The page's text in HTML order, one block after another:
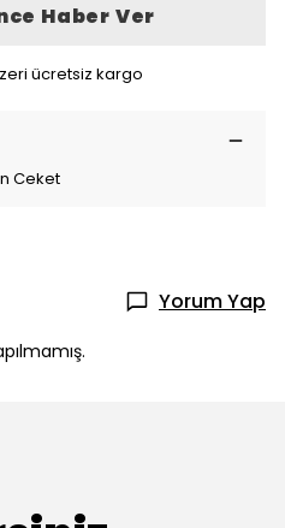
Haber Ver
ücretsiz kargo
Ceket
Yorum Yap